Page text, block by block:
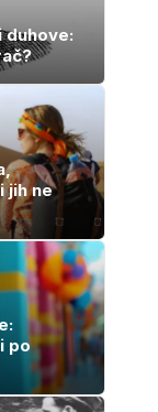
duhove:
jih ne
po